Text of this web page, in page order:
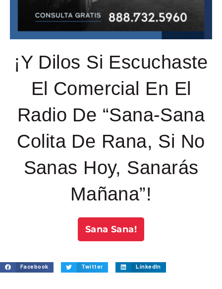
¡Y Dilos Si Escuchaste
El Comercial En El
Radio De “Sana-Sana
Colita De Rana, Si No
Sanas Hoy, Sanarás
Mañana”!
Sana Sana!
Facebook Twitter LinkedIn